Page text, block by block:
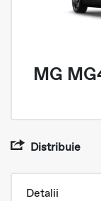
MG
Distribuie
Detalii